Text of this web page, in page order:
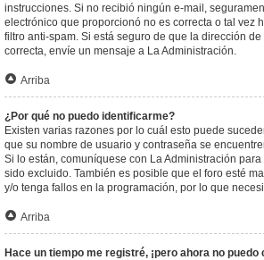
instrucciones. Si no recibió ningún e-mail,
electrónico que proporcionó no es correcta o tal vez
filtro anti-spam. Si está seguro de que la dirección
correcta, envíe un mensaje a La Administración.
Arriba
¿Por qué no puedo identificarme?
Existen varias razones por lo cuál esto puede
que su nombre de usuario y contraseña se
Si lo están, comuníquese con La Administración
sido excluido. También es posible que el foro esté
y/o tenga fallos en la programación, por lo que
Arriba
Hace un tiempo me registré, ¡pero ahora no puedo